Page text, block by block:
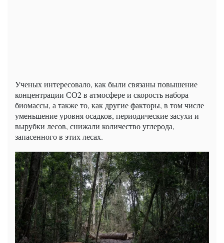
Ученых интересовало, как были связаны повышение
концентрации СО2 в атмосфере и скорость набора
биомассы, а также то, как другие факторы, в том числе
уменьшение уровня осадков, периодические засухи и
вырубки лесов, снижали количество углерода,
запасенного в этих лесах.